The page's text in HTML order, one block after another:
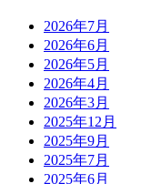
2026年7月
2026年6月
2026年5月
2026年4月
2026年3月
2025年12月
2025年9月
2025年7月
2025年6月